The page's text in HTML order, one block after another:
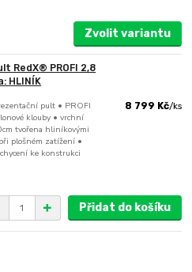
Zvolit variantu
RedX® PROFI 2,8
HLINÍK
pult • PROFI
klouby • vrchní
tvořena hliníkovými
plošném zatížení •
ke konstrukci
8 799 Kč/ks
Přidat do košíku